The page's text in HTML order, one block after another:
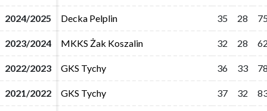
2024/2025 Decka Pelplin 35 28
2023/2024 MKKS Żak Koszalin 32 28
2022/2023 GKS Tychy 36 33
2021/2022 GKS Tychy 37 32
2024/2025 Decka Pelplin 35 28
2023/2024 MKKS Żak Koszalin 32 28
2022/2023 GKS Tychy 36 33
2021/2022 GKS Tychy 37 32